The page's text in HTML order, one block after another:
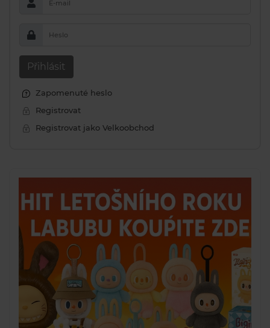
E-mail
Heslo
Přihlásit
Zapomenuté heslo
Registrovat
Registrovat jako Velkoobchod